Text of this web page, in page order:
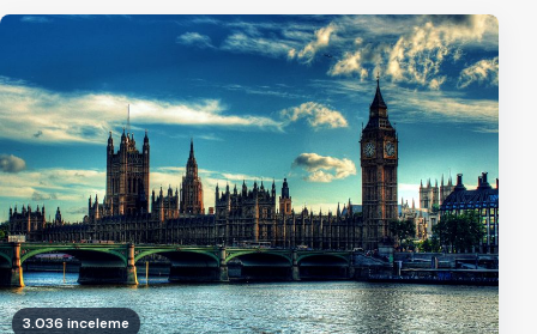
3.036 inceleme